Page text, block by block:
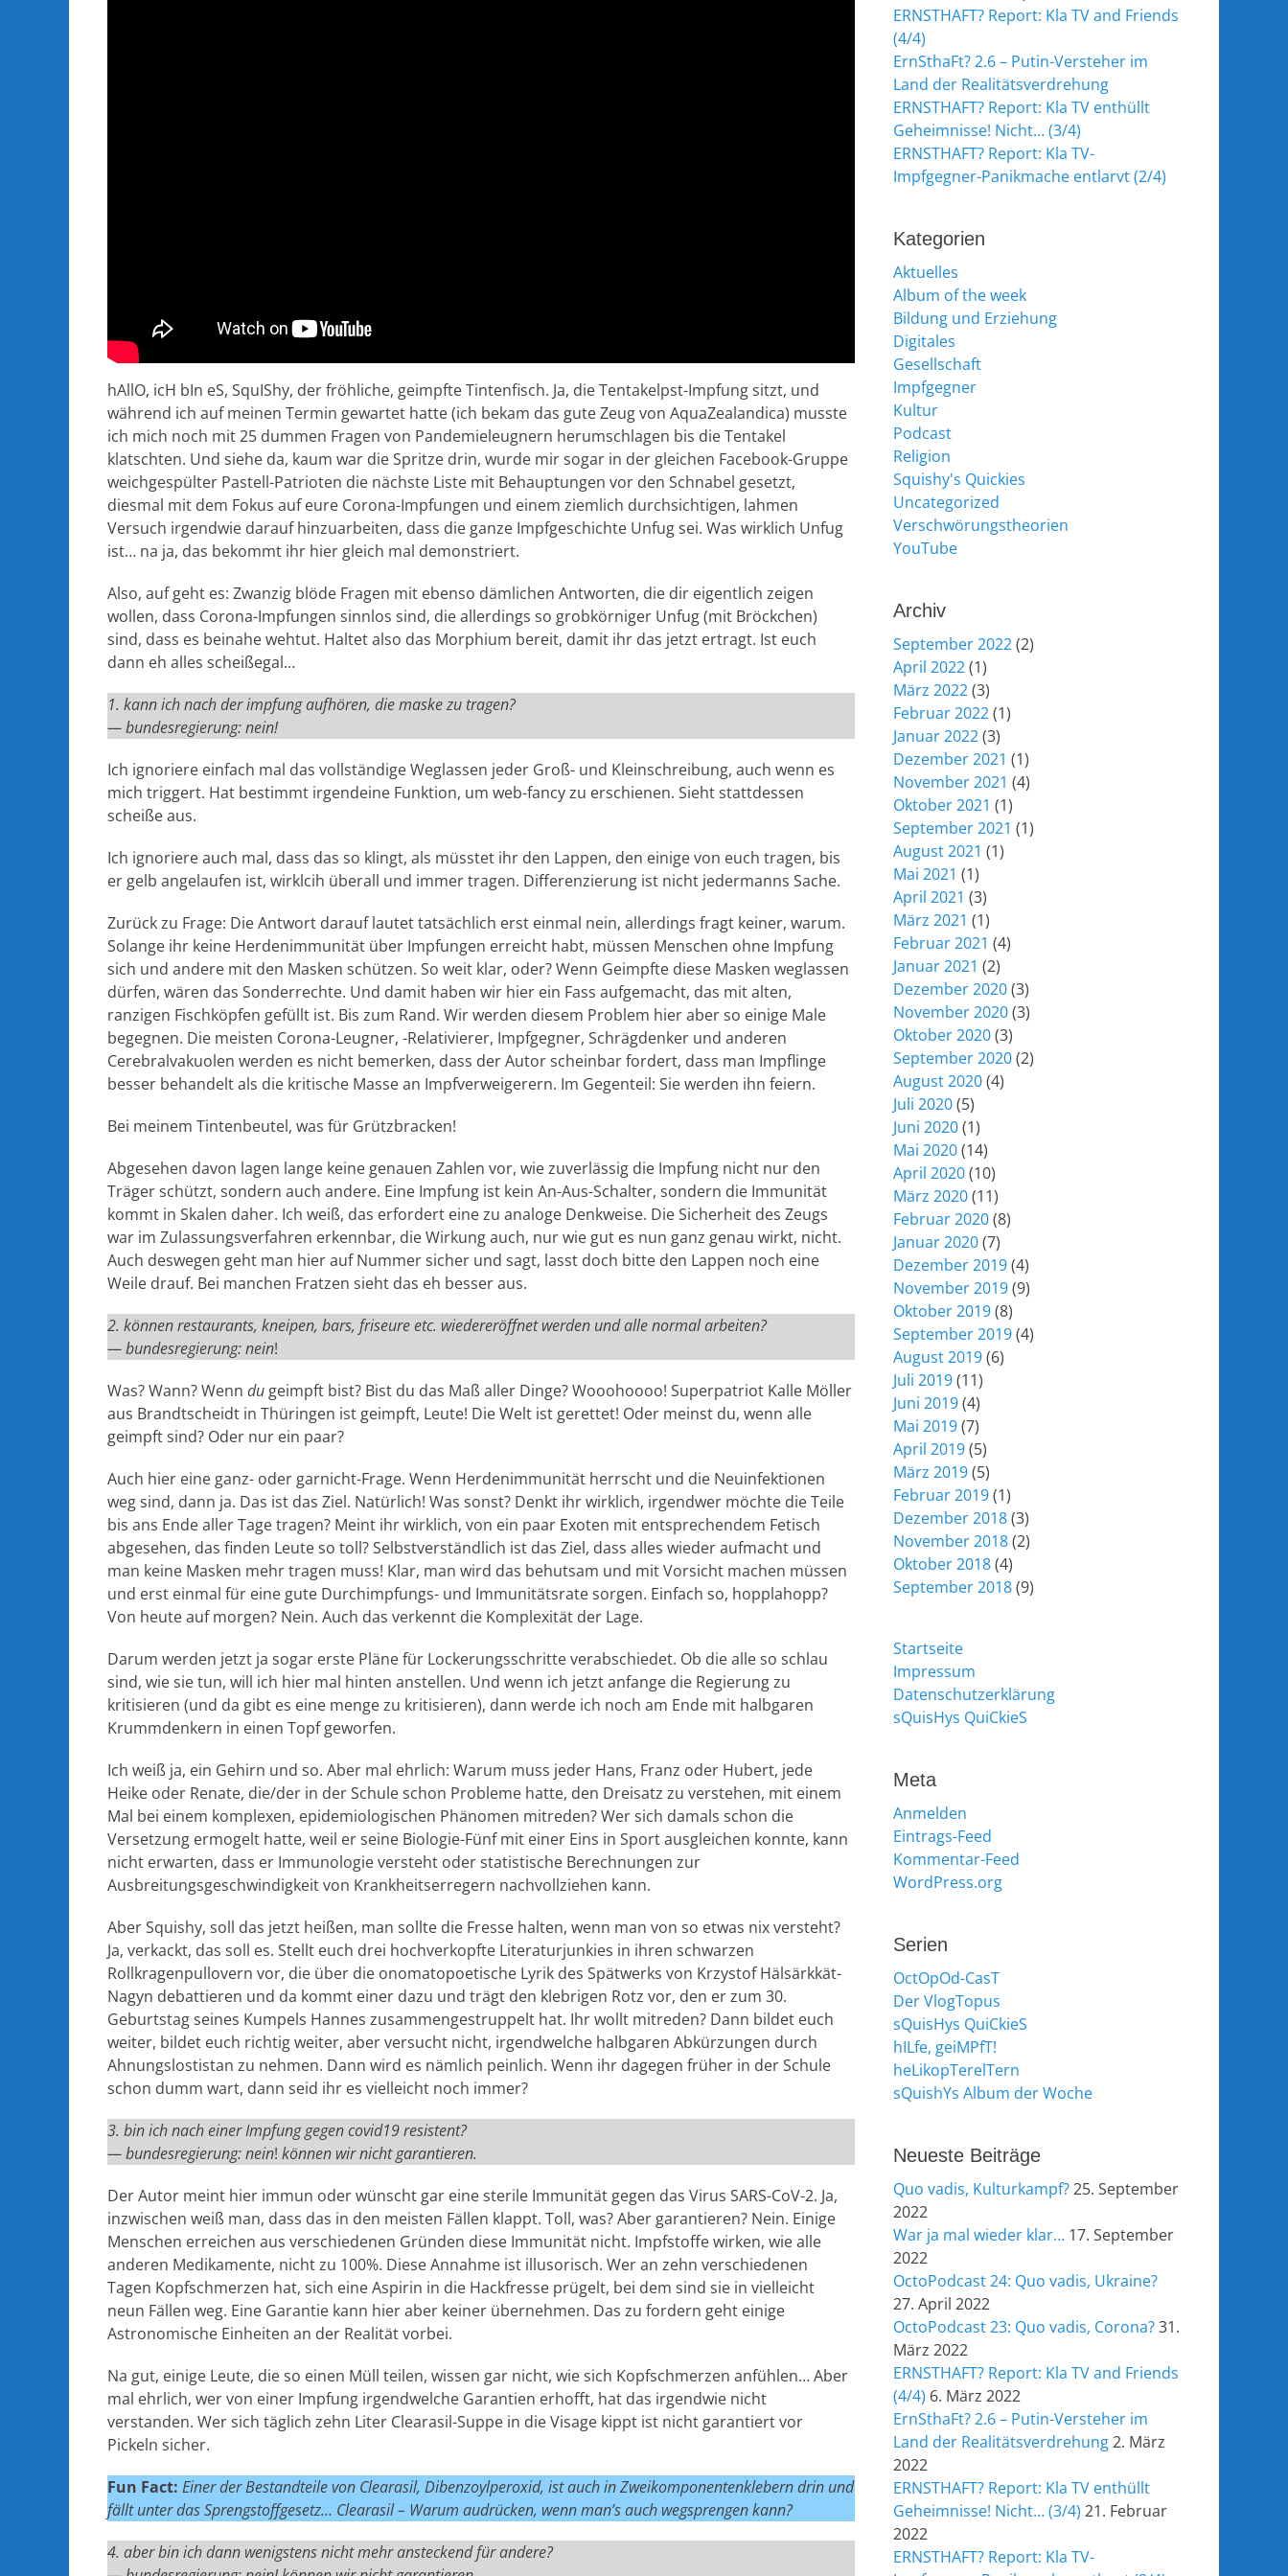
hAllO, icH bIn eS, SquIShy, der fröhliche, geimpfte Tintenfisch. Ja, die Tentakelpst-Impfung sitzt, und
während ich auf meinen Termin gewartet hatte (ich bekam das gute Zeug von AquaZealandica) musste
ich mich noch mit 25 dummen Fragen von Pandemieleugnern herumschlagen bis die Tentakel
klatschten. Und siehe da, kaum war die Spritze drin, wurde mir sogar in der gleichen Facebook-Gruppe
weichgespülter Pastell-Patrioten die nächste Liste mit Behauptungen vor den Schnabel gesetzt,
diesmal mit dem Fokus auf eure Corona-Impfungen und einem ziemlich durchsichtigen, lahmen
Versuch irgendwie darauf hinzuarbeiten, dass die ganze Impfgeschichte Unfug sei. Was wirklich Unfug
ist… na ja, das bekommt ihr hier gleich mal demonstriert.
Also, auf geht es: Zwanzig blöde Fragen mit ebenso dämlichen Antworten, die dir eigentlich zeigen
wollen, dass Corona-Impfungen sinnlos sind, die allerdings so grobkörniger Unfug (mit Bröckchen)
sind, dass es beinahe wehtut. Haltet also das Morphium bereit, damit ihr das jetzt ertragt. Ist euch
dann eh alles scheißegal…
1. kann ich nach der impfung aufhören, die maske zu tragen?
— bundesregierung: nein!
Ich ignoriere einfach mal das vollständige Weglassen jeder Groß- und Kleinschreibung, auch wenn es
mich triggert. Hat bestimmt irgendeine Funktion, um web-fancy zu erschienen. Sieht stattdessen
scheiße aus.
Ich ignoriere auch mal, dass das so klingt, als müsstet ihr den Lappen, den einige von euch tragen, bis
er gelb angelaufen ist, wirklcih überall und immer tragen. Differenzierung ist nicht jedermanns Sache.
Zurück zu Frage: Die Antwort darauf lautet tatsächlich erst einmal nein, allerdings fragt keiner, warum.
Solange ihr keine Herdenimmunität über Impfungen erreicht habt, müssen Menschen ohne Impfung
sich und andere mit den Masken schützen. So weit klar, oder? Wenn Geimpfte diese Masken weglassen
dürfen, wären das Sonderrechte. Und damit haben wir hier ein Fass aufgemacht, das mit alten,
ranzigen Fischköpfen gefüllt ist. Bis zum Rand. Wir werden diesem Problem hier aber so einige Male
begegnen. Die meisten Corona-Leugner, -Relativierer, Impfgegner, Schrägdenker und anderen
Cerebralvakuolen werden es nicht bemerken, dass der Autor scheinbar fordert, dass man Impflinge
besser behandelt als die kritische Masse an Impfverweigerern. Im Gegenteil: Sie werden ihn feiern.
Bei meinem Tintenbeutel, was für Grützbracken!
Abgesehen davon lagen lange keine genauen Zahlen vor, wie zuverlässig die Impfung nicht nur den
Träger schützt, sondern auch andere. Eine Impfung ist kein An-Aus-Schalter, sondern die Immunität
kommt in Skalen daher. Ich weiß, das erfordert eine zu analoge Denkweise. Die Sicherheit des Zeugs
war im Zulassungsverfahren erkennbar, die Wirkung auch, nur wie gut es nun ganz genau wirkt, nicht.
Auch deswegen geht man hier auf Nummer sicher und sagt, lasst doch bitte den Lappen noch eine
Weile drauf. Bei manchen Fratzen sieht das eh besser aus.
2. können restaurants, kneipen, bars, friseure etc. wiedereröffnet werden und alle normal arbeiten?
— bundesregierung: nein!
Was? Wann? Wenn du geimpft bist? Bist du das Maß aller Dinge? Wooohoooo! Superpatriot Kalle Möller
aus Brandtscheidt in Thüringen ist geimpft, Leute! Die Welt ist gerettet! Oder meinst du, wenn alle
geimpft sind? Oder nur ein paar?
Auch hier eine ganz- oder garnicht-Frage. Wenn Herdenimmunität herrscht und die Neuinfektionen
weg sind, dann ja. Das ist das Ziel. Natürlich! Was sonst? Denkt ihr wirklich, irgendwer möchte die Teile
bis ans Ende aller Tage tragen? Meint ihr wirklich, von ein paar Exoten mit entsprechendem Fetisch
abgesehen, das finden Leute so toll? Selbstverständlich ist das Ziel, dass alles wieder aufmacht und
man keine Masken mehr tragen muss! Klar, man wird das behutsam und mit Vorsicht machen müssen
und erst einmal für eine gute Durchimpfungs- und Immunitätsrate sorgen. Einfach so, hopplahopp?
Von heute auf morgen? Nein. Auch das verkennt die Komplexität der Lage.
Darum werden jetzt ja sogar erste Pläne für Lockerungsschritte verabschiedet. Ob die alle so schlau
sind, wie sie tun, will ich hier mal hinten anstellen. Und wenn ich jetzt anfange die Regierung zu
kritisieren (und da gibt es eine menge zu kritisieren), dann werde ich noch am Ende mit halbgaren
Krummdenkern in einen Topf geworfen.
Ich weiß ja, ein Gehirn und so. Aber mal ehrlich: Warum muss jeder Hans, Franz oder Hubert, jede
Heike oder Renate, die/der in der Schule schon Probleme hatte, den Dreisatz zu verstehen, mit einem
Mal bei einem komplexen, epidemiologischen Phänomen mitreden? Wer sich damals schon die
Versetzung ermogelt hatte, weil er seine Biologie-Fünf mit einer Eins in Sport ausgleichen konnte, kann
nicht erwarten, dass er Immunologie versteht oder statistische Berechnungen zur
Ausbreitungsgeschwindigkeit von Krankheitserregern nachvollziehen kann.
Aber Squishy, soll das jetzt heißen, man sollte die Fresse halten, wenn man von so etwas nix versteht?
Ja, verkackt, das soll es. Stellt euch drei hochverkopfte Literaturjunkies in ihren schwarzen
Rollkragenpullovern vor, die über die onomatopoetische Lyrik des Spätwerks von Krzystof Hälsärkkät-
Nagyn debattieren und da kommt einer dazu und trägt den klebrigen Rotz vor, den er zum 30.
Geburtstag seines Kumpels Hannes zusammengestruppelt hat. Ihr wollt mitreden? Dann bildet euch
weiter, bildet euch richtig weiter, aber versucht nicht, irgendwelche halbgaren Abkürzungen durch
Ahnungslostistan zu nehmen. Dann wird es nämlich peinlich. Wenn ihr dagegen früher in der Schule
schon dumm wart, dann seid ihr es vielleicht noch immer?
3. bin ich nach einer Impfung gegen covid19 resistent?
— bundesregierung: nein! können wir nicht garantieren.
Der Autor meint hier immun oder wünscht gar eine sterile Immunität gegen das Virus SARS-CoV-2. Ja,
inzwischen weiß man, dass das in den meisten Fällen klappt. Toll, was? Aber garantieren? Nein. Einige
Menschen erreichen aus verschiedenen Gründen diese Immunität nicht. Impfstoffe wirken, wie alle
anderen Medikamente, nicht zu 100%. Diese Annahme ist illusorisch. Wer an zehn verschiedenen
Tagen Kopfschmerzen hat, sich eine Aspirin in die Hackfresse prügelt, bei dem sind sie in vielleicht
neun Fällen weg. Eine Garantie kann hier aber keiner übernehmen. Das zu fordern geht einige
Astronomische Einheiten an der Realität vorbei.
Na gut, einige Leute, die so einen Müll teilen, wissen gar nicht, wie sich Kopfschmerzen anfühlen… Aber
mal ehrlich, wer von einer Impfung irgendwelche Garantien erhofft, hat das irgendwie nicht
verstanden. Wer sich täglich zehn Liter Clearasil-Suppe in die Visage kippt ist nicht garantiert vor
Pickeln sicher.
Fun Fact: Einer der Bestandteile von Clearasil, Dibenzoylperoxid, ist auch in Zweikomponentenklebern drin und
fällt unter das Sprengstoffgesetz… Clearasil – Warum audrücken, wenn man’s auch wegsprengen kann?
4. aber bin ich dann wenigstens nicht mehr ansteckend für andere?
ERNSTHAFT? Report: Kla TV and Friends
(4/4)
ErnSthaFt? 2.6 – Putin-Versteher im
Land der Realitätsverdrehung
ERNSTHAFT? Report: Kla TV enthüllt
Geheimnisse! Nicht… (3/4)
ERNSTHAFT? Report: Kla TV-
Impfgegner-Panikmache entlarvt (2/4)
Kategorien
Aktuelles
Album of the week
Bildung und Erziehung
Digitales
Gesellschaft
Impfgegner
Kultur
Podcast
Religion
Squishy's Quickies
Uncategorized
Verschwörungstheorien
YouTube
Archiv
September 2022(2)
April 2022(1)
März 2022(3)
Februar 2022(1)
Januar 2022(3)
Dezember 2021 (1)
November 2021 (4)
Oktober 2021 (1)
September 2021 (1)
August 2021 (1)
Mai 2021 (1)
April 2021 (3)
März 2021 (1)
Februar 2021 (4)
Januar 2021 (2)
Dezember 2020(3)
November 2020(3)
Oktober 2020(3)
September 2020(2)
August 2020(4)
Juli 2020(5)
Juni 2020(1)
Mai 2020(14)
April 2020(10)
März 2020(11)
Februar 2020(8)
Januar 2020(7)
Dezember 2019(4)
November 2019(9)
Oktober 2019(8)
September 2019(4)
August 2019(6)
Juli 2019(11)
Juni 2019(4)
Mai 2019(7)
April 2019(5)
März 2019(5)
Februar 2019(1)
Dezember 2018(3)
November 2018(2)
Oktober 2018(4)
September 2018(9)
Startseite
Impressum
Datenschutzerklärung
sQuisHys QuiCkieS
Meta
Anmelden
Eintrags-Feed
Kommentar-Feed
WordPress.org
Serien
OctOpOd-CasT
Der VlogTopus
sQuisHys QuiCkieS
hILfe, geiMPfT!
heLikopTerelTern
sQuishYs Album der Woche
Neueste Beiträge
Quo vadis, Kulturkampf?25. September
2022
War ja mal wieder klar… 17. September
2022
OctoPodcast 24: Quo vadis, Ukraine?
27. April 2022
OctoPodcast 23: Quo vadis, Corona?31.
März 2022
ERNSTHAFT? Report: Kla TV and Friends
(4/4) 6. März 2022
ErnSthaFt? 2.6 – Putin-Versteher im
Land der Realitätsverdrehung2. März
2022
ERNSTHAFT? Report: Kla TV enthüllt
Geheimnisse! Nicht… (3/4) 21. Februar
2022
ERNSTHAFT? Report: Kla TV-